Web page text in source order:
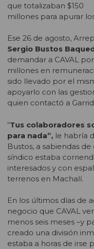
que totalizaban $150
millones para apurar
Ese 26 de agosto,
Sergio Bustos
demandar a CAVAL
millones en
sido llevado por el
apoyarlo con las
quien contactó a
“Tus colaboradores
para nada”, le habría
Bustos, a sabiendas
síndico estaba
interesados y con
terrenos en Machalí.
En los últimos días de
negocio que CAVAL
menos seis meses –y
creado una división
estaba a horas de irse